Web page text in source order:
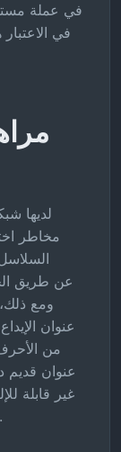
في عملة
مخاطر
ومع ذلك،
عنوان
من الأحرف
عنوان قديم
غير قابلة
دائمة، حتى لو كانت الشبكة نفسها واضحة.